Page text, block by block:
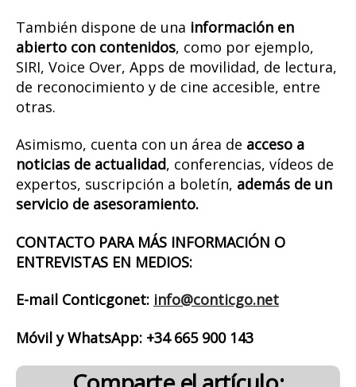
También dispone de una información en
abierto con contenidos, como por ejemplo,
SIRI, Voice Over, Apps de movilidad, de lectura,
de reconocimiento y de cine accesible, entre
otras.
Asimismo, cuenta con un área de acceso a
noticias de actualidad, conferencias, vídeos de
expertos, suscripción a boletín, además de un
servicio de asesoramiento.
CONTACTO PARA MÁS INFORMACIÓN O
ENTREVISTAS EN MEDIOS:
E-mail Conticgonet: info@conticgo.net
Móvil y WhatsApp: +34 665 900 143